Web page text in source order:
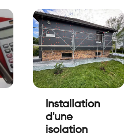
Installation
d'une
isolation